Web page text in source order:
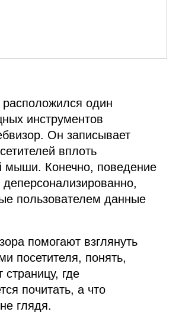
один
инструментов
Он записывает
вплоть
мыши. Конечно, поведение
деперсонализированно,
пользователем данные
помогают взглянуть
посетителя, понять,
страницу, где
почитать, а что
глядя.